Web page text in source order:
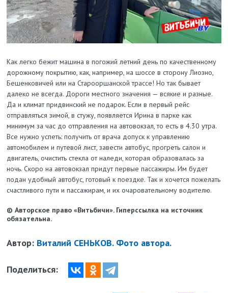
Как легко бежит машина в погожий летний день по качественному
дорожному покрытию, как, например, на шоссе в сторону Лиозно,
Бешенковичей или на Старооршанской трассе! Но так бывает
далеко не всегда. Дороги местного значения — всякие и разные.
Да и климат придвинский не подарок. Если в первый рейс
отправляться зимой, в стужу, появляется Ирина в парке как
минимум за час до отправления на автовокзал, то есть в 4.30 утра.
Все нужно успеть: получить от врача допуск к управлению
автомобилем и путевой лист, завести автобус, прогреть салон и
двигатель, очистить стекла от наледи, которая образовалась за
ночь. Скоро на автовокзал придут первые пассажиры. Им будет
подан удобный автобус, готовый к поезд­ке. Так и хочется пожелать
счастливого пути и пассажирам, и их очаровательному водителю.
© Авторское право «Витьбичи». Гиперссылка на источник
обязательна.
Автор: Виталий СЕНЬКОВ. Фото автора.
Поделиться: